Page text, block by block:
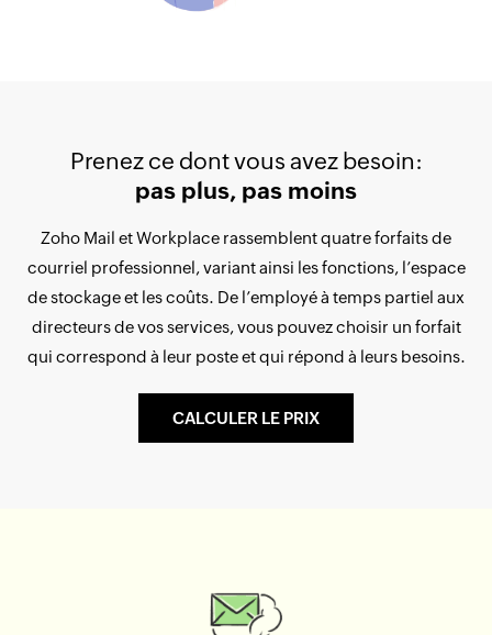
Prenez ce dont vous avez besoin:
pas plus, pas moins
Zoho Mail et Workplace rassemblent quatre forfaits de
courriel professionnel, variant ainsi les fonctions, l’espace
de stockage et les coûts. De l’employé à temps partiel aux
directeurs de vos services, vous pouvez choisir un forfait
qui correspond à leur poste et qui répond à leurs besoins.
CALCULER LE PRIX